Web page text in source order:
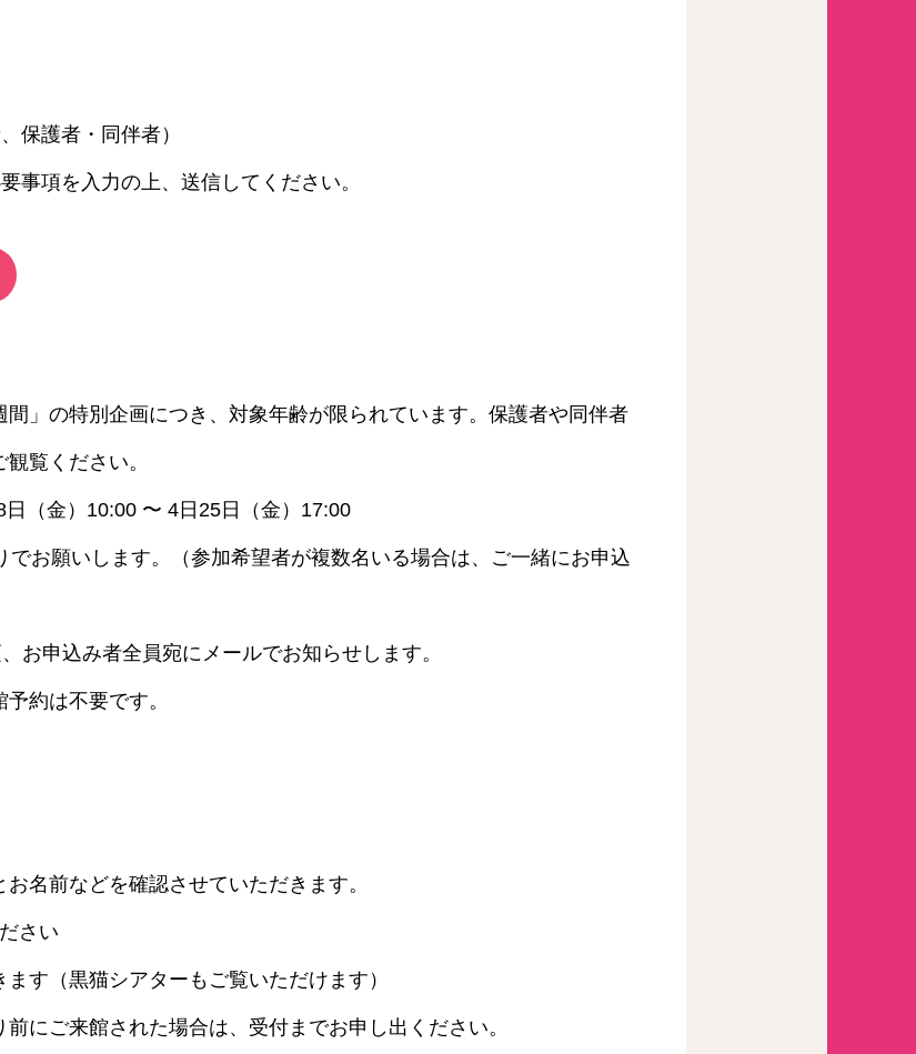
保護者・同伴者）
事項を入力の上、送信してください。
間」の特別企画につき、対象年齢が限られています。保護者や同伴者
覧ください。
日（金）10:00 〜 4日25日（金）17:00
でお願いします。（参加希望者が複数名いる場合は、ご一緒にお申込
お申込み者全員宛にメールでお知らせします。
約は不要です。
名前などを確認させていただきます。
さい
す（黒猫シアターもご覧いただけます）
にご来館された場合は、受付までお申し出ください。